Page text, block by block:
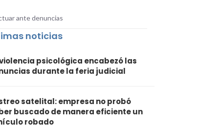
ante denuncias
noticias
psicológica encabezó las
durante la feria judicial
satelital: empresa no probó
buscado de manera eficiente un
robado